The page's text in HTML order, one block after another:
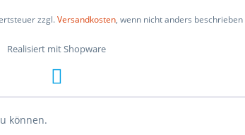
zzgl.Versandkosten, wenn nicht anders beschrieben
Realisiert mit Shopware
können.